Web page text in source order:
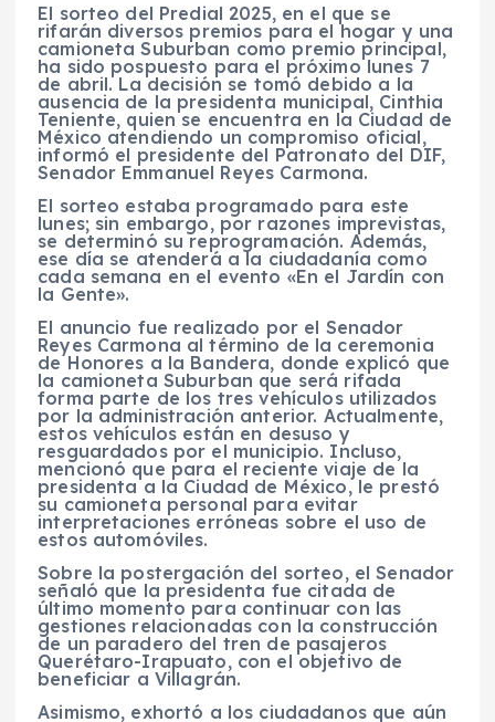
El sorteo del Predial 2025, en el que se
rifarán diversos premios para el hogar y una
camioneta Suburban como premio principal,
ha sido pospuesto para el próximo lunes 7
de abril. La decisión se tomó debido a la
ausencia de la presidenta municipal, Cinthia
Teniente, quien se encuentra en la Ciudad de
México atendiendo un compromiso oficial,
informó el presidente del Patronato del DIF,
Senador Emmanuel Reyes Carmona.
El sorteo estaba programado para este
lunes; sin embargo, por razones imprevistas,
se determinó su reprogramación. Además,
ese día se atenderá a la ciudadanía como
cada semana en el evento «En el Jardín con
la Gente».
El anuncio fue realizado por el Senador
Reyes Carmona al término de la ceremonia
de Honores a la Bandera, donde explicó que
la camioneta Suburban que será rifada
forma parte de los tres vehículos utilizados
por la administración anterior. Actualmente,
estos vehículos están en desuso y
resguardados por el municipio. Incluso,
mencionó que para el reciente viaje de la
presidenta a la Ciudad de México, le prestó
su camioneta personal para evitar
interpretaciones erróneas sobre el uso de
estos automóviles.
Sobre la postergación del sorteo, el Senador
señaló que la presidenta fue citada de
último momento para continuar con las
gestiones relacionadas con la construcción
de un paradero del tren de pasajeros
Querétaro-Irapuato, con el objetivo de
beneficiar a Villagrán.
Asimismo, exhortó a los ciudadanos que aún